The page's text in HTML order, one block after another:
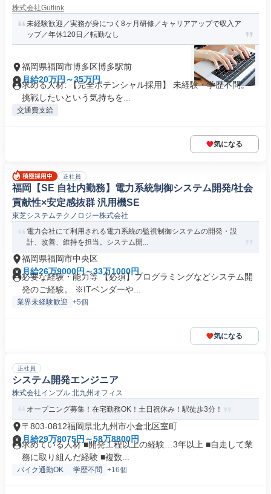
株式会社Gutlink
未経験歓迎／実務が身につく8ヶ月研修／キャリアアップで収入ア
ップ／年休120日／転勤なし
福岡県福岡市博多区博多駅前
月給20万円～35万円
求める人材: 【完全ポテンシャル採用】 未経験・学歴不問。
挑戦したいという気持ちを...
交通費支給
気になる
正社員
福岡【SE 自社内勤務】電力系統制御システム開発/社会
貢献性×安定感抜群 汎用機SE
東芝システムテクノロジー株式会社
電力会社にて利用される電力系統の監視制御システムの開発・設
計、改善、維持を担当。システム開...
福岡県福岡市中央区
月給26万9000円～33万1000円
必要な経験・能力等 【必須】プログラミングなどシステム開
発のご経験。 ※ITベンダーや...
業界未経験歓迎 +5個
気になる
正社員
システム開発エンジニア
株式会社インプル 北九州オフィス
オープニング募集！在宅勤務OK！土日祝休み！駅徒歩3分！
〒803-0812福岡県北九州市小倉北区室町
月給29万8075円～58万8800円
求めている人材 ■開発工程以上の経験…3年以上 ■自走して業
務に取り組んだ経験 ■複数...
バイク通勤OK 学歴不問 +16個